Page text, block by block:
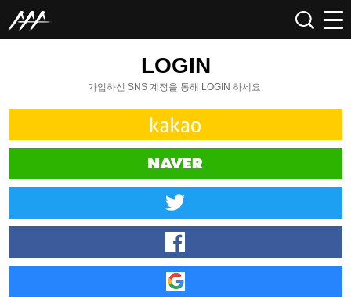
LOGIN
가입하신 SNS 계정을 통해 LOGIN 하세요.